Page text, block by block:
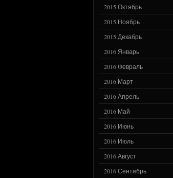
2015 Октябрь
2015 Ноябрь
2015 Декабрь
2016 Январь
2016 Февраль
2016 Март
2016 Апрель
2016 Май
2016 Июнь
2016 Июль
2016 Август
2016 Сентябрь